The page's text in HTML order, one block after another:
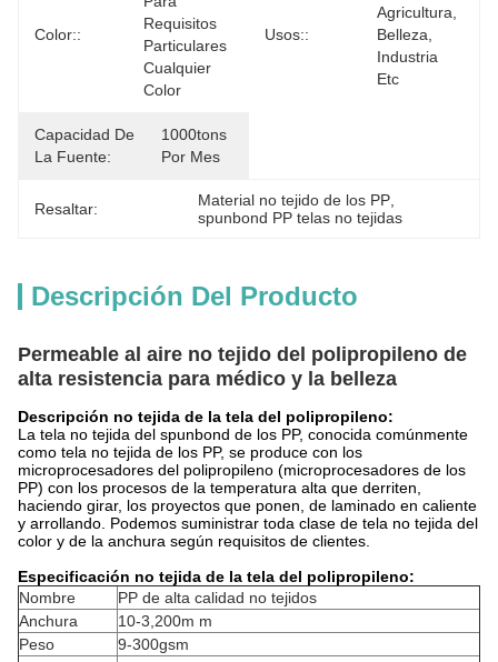
Color::
Requisitos
Particulares
Cualquier
Color
Usos::
Agricultura,
Belleza,
Industria
Etc
Capacidad De
La Fuente:
1000tons
Por Mes
Resaltar: Material no tejido de los PP
spunbond PP telas no tejidas
Descripción Del Producto
Permeable al aire no tejido del polipropileno de
alta resistencia para médico y la belleza
Descripción no tejida de la tela del polipropileno:
La tela no tejida del spunbond de los PP, conocida comúnmente
como tela no tejida de los PP, se produce con los
microprocesadores del polipropileno (microprocesadores de los
PP) con los procesos de la temperatura alta que derriten,
haciendo girar, los proyectos que ponen, de laminado en caliente
y arrollando. Podemos suministrar toda clase de tela no tejida del
color y de la anchura según requisitos de clientes.
Especificación no tejida de la tela del polipropileno:
Nombre
PP de alta calidad no tejidos
Anchura
10-3,200m m
Peso
9-300gsm